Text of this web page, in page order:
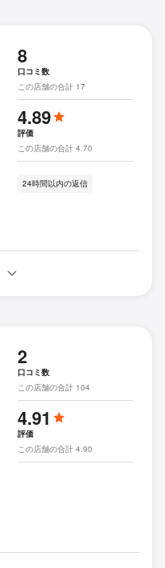
8
口コミ数
この店舗の合計 17
4.89
評価
この店舗の合計 4.70
24時間以内の返信
2
口コミ数
この店舗の合計 104
4.91
評価
この店舗の合計 4.90